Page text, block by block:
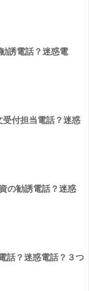
誘電話？迷惑電
付担当電話？迷惑
の勧誘電話？迷惑
話？迷惑電話？３つ